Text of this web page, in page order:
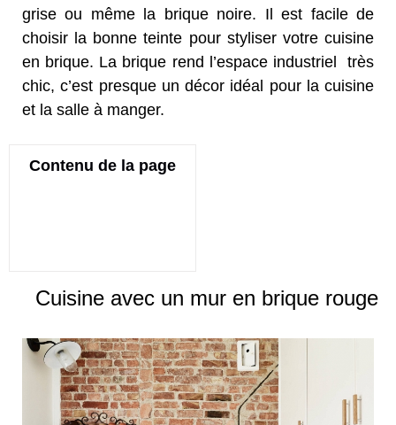
grise ou même la brique noire. Il est facile de
choisir la bonne teinte pour styliser votre cuisine
en brique. La brique rend l’espace industriel très
chic, c’est presque un décor idéal pour la cuisine
et la salle à manger.
Contenu de la page
Cuisine avec un mur en brique rouge